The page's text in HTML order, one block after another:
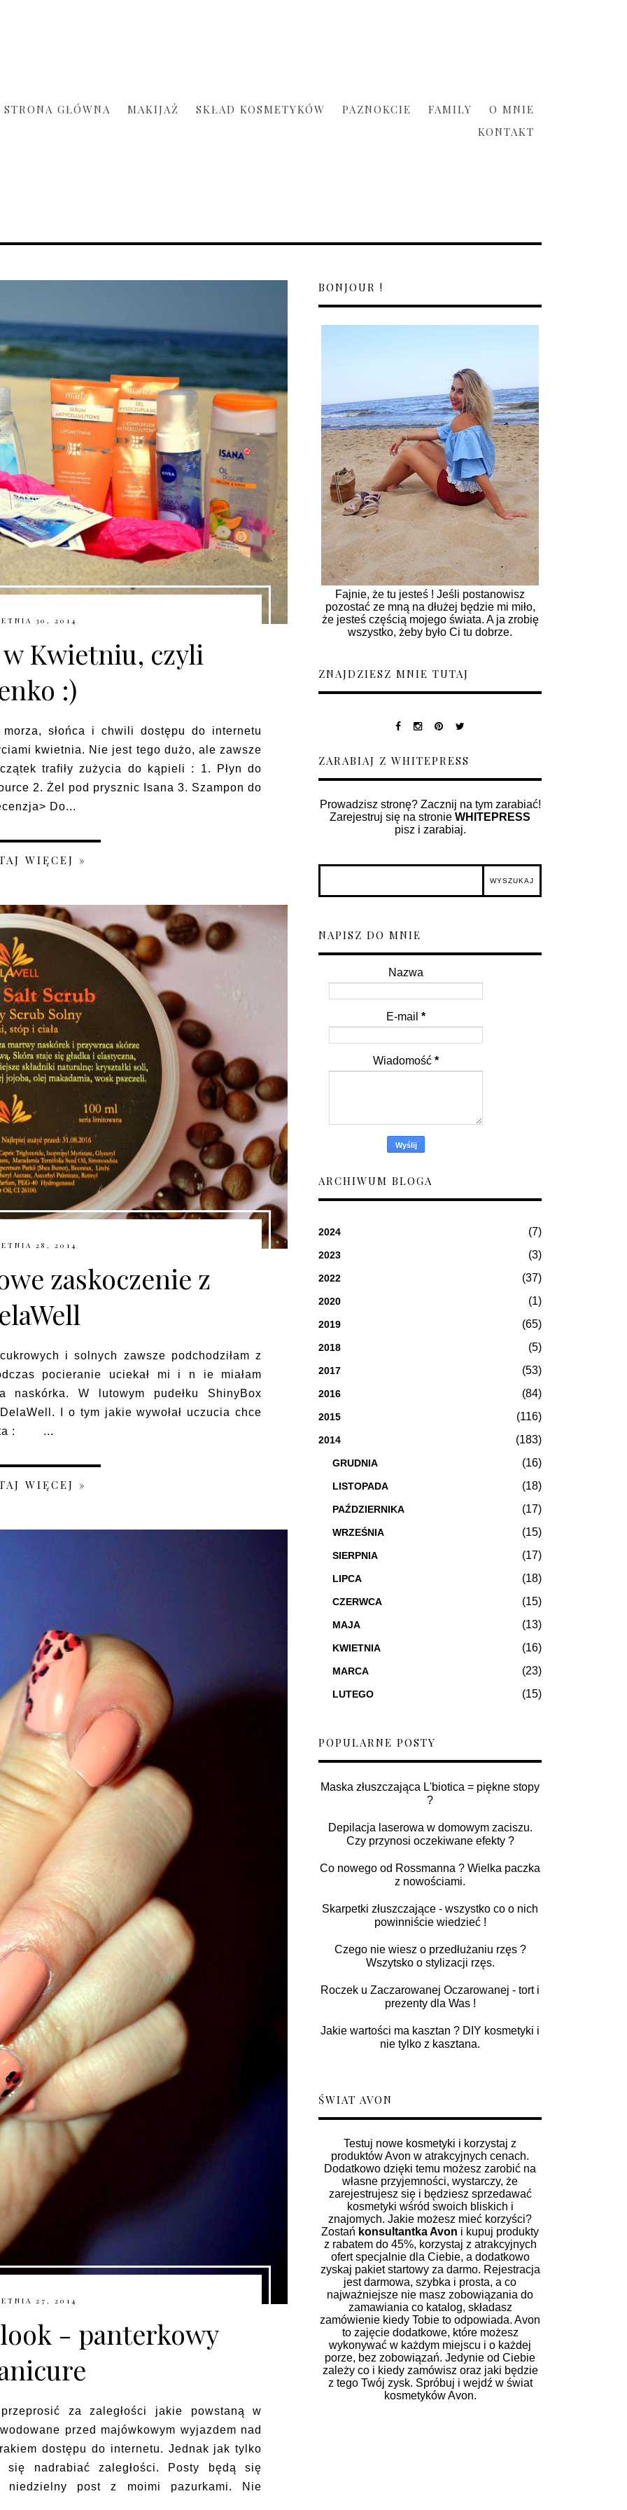
STRONA GŁÓWNA MAKIJAŻ SKŁAD KOSMETYKÓW PAZNOKCIE FAMILY
O MNIE
KONTAKT
30, 2014
Kwietniu, czyli
:)
słońca i chwili dostępu do internetu
kwietnia. Nie jest tego dużo, ale zawsze
trafiły zużycia do kąpieli : 1. Płyn do
2. Żel pod prysznic Isana 3. Szampon do
Do...
WIĘCEJ »
28, 2014
zaskoczenie z
i solnych zawsze podchodziłam z
pocieranie uciekał mi i n ie miałam
naskórka. W lutowym pudełku ShinyBox
I o tym jakie wywołał uczucia chce
: ...
WIĘCEJ »
27, 2014
- panterkowy
za zaległości jakie powstaną w
przed majówkowym wyjazdem nad
dostępu do internetu. Jednak jak tylko
nadrabiać zaległości. Posty będą się
post z moimi pazurkami. Nie
BONJOUR !
Fajnie, że tu jesteś ! Jeśli postanowisz
pozostać ze mną na dłużej będzie mi miło,
że jesteś częścią mojego świata. A ja zrobię
wszystko, żeby było Ci tu dobrze.
ZNAJDZIESZ MNIE TUTAJ
ZARABIAJ Z WHITEPRESS
Prowadzisz stronę? Zacznij na tym zarabiać!
Zarejestruj się na stronie WHITEPRESS
pisz i zarabiaj.
NAPISZ DO MNIE
Nazwa
E-mail *
Wiadomość *
ARCHIWUM BLOGA
2024 (7)
2023 (3)
2022 (37)
2020 (1)
2019 (65)
2018 (5)
2017 (53)
2016 (84)
2015 (116)
2014 (183)
GRUDNIA (16)
LISTOPADA (18)
PAŹDZIERNIKA (17)
WRZEŚNIA (15)
SIERPNIA (17)
LIPCA (18)
CZERWCA (15)
MAJA (13)
KWIETNIA (16)
MARCA (23)
LUTEGO (15)
POPULARNE POSTY
Maska złuszczająca L'biotica = piękne stopy
?
Depilacja laserowa w domowym zaciszu.
Czy przynosi oczekiwane efekty ?
Co nowego od Rossmanna ? Wielka paczka
z nowościami.
Skarpetki złuszczające - wszystko co o nich
powinniście wiedzieć !
Czego nie wiesz o przedłużaniu rzęs ?
Wszytsko o stylizacji rzęs.
Roczek u Zaczarowanej Oczarowanej - tort i
prezenty dla Was !
Jakie wartości ma kasztan ? DIY kosmetyki i
nie tylko z kasztana.
ŚWIAT AVON
Testuj nowe kosmetyki i korzystaj z
produktów Avon w atrakcyjnych cenach.
Dodatkowo dzięki temu możesz zarobić na
własne przyjemności, wystarczy, że
zarejestrujesz się i będziesz sprzedawać
kosmetyki wśród swoich bliskich i
znajomych. Jakie możesz mieć korzyści?
Zostań konsultantka Avon i kupuj produkty
z rabatem do 45%, korzystaj z atrakcyjnych
ofert specjalnie dla Ciebie, a dodatkowo
zyskaj pakiet startowy za darmo. Rejestracja
jest darmowa, szybka i prosta, a co
najważniejsze nie masz zobowiązania do
zamawiania co katalog, składasz
zamówienie kiedy Tobie to odpowiada. Avon
to zajęcie dodatkowe, które możesz
wykonywać w każdym miejscu i o każdej
porze, bez zobowiązań. Jedynie od Ciebie
zależy co i kiedy zamówisz oraz jaki będzie
z tego Twój zysk. Spróbuj i wejdź w świat
kosmetyków Avon.